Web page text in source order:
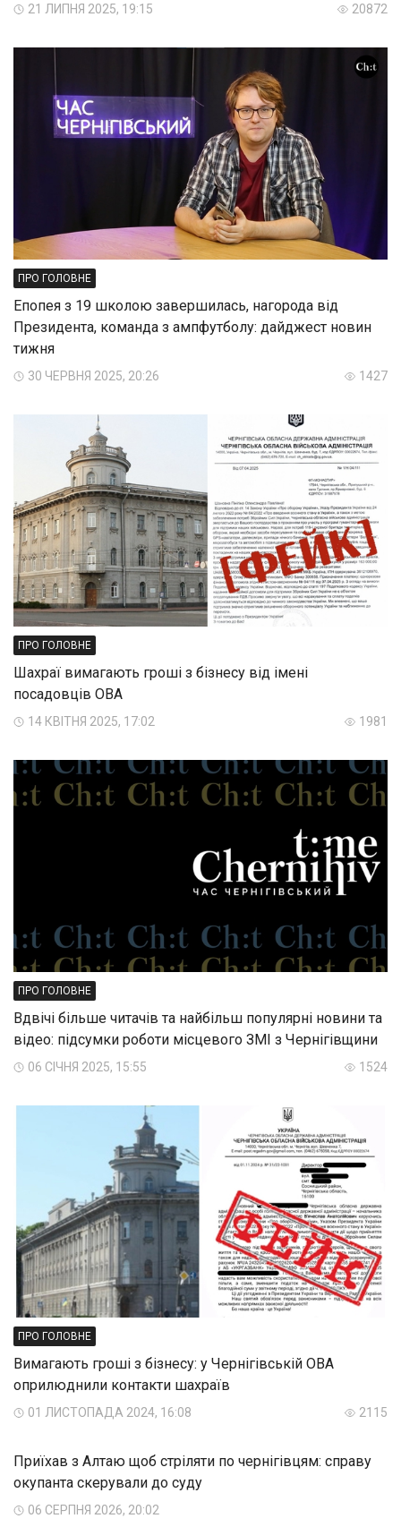
21 ЛИПНЯ 2025, 19:15 20872
ПРО ГОЛОВНЕ
Епопея з 19 школою завершилась, нагорода від
Президента, команда з ампфутболу: дайджест новин
тижня
30 ЧЕРВНЯ 2025, 20:26 1427
ПРО ГОЛОВНЕ
Шахраї вимагають гроші з бізнесу від імені
посадовців ОВА
14 КВІТНЯ 2025, 17:02 1981
ПРО ГОЛОВНЕ
Вдвічі більше читачів та найбільш популярні новини та
відео: підсумки роботи місцевого ЗМІ з Чернігівщини
06 СІЧНЯ 2025, 15:55 1524
ПРО ГОЛОВНЕ
Вимагають гроші з бізнесу: у Чернігівській ОВА
оприлюднили контакти шахраїв
01 ЛИСТОПАДА 2024, 16:08 2115
Приїхав з Алтаю щоб стріляти по чернігівцям: справу
окупанта скерували до суду
06 СЕРПНЯ 2026, 20:02